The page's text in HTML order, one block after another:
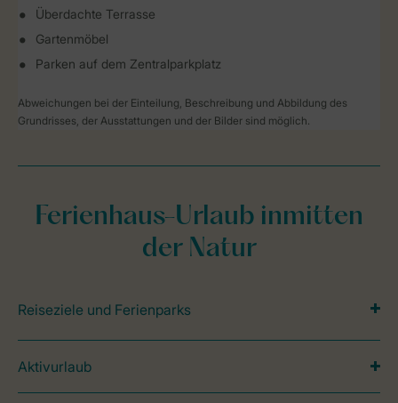
Überdachte Terrasse
Gartenmöbel
Parken auf dem Zentralparkplatz
Abweichungen bei der Einteilung, Beschreibung und Abbildung des
Grundrisses, der Ausstattungen und der Bilder sind möglich.
Ferienhaus-Urlaub inmitten
der Natur
Reiseziele und Ferienparks
Aktivurlaub